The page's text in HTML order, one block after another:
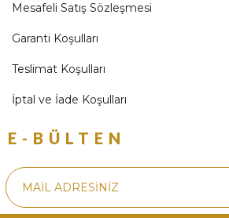
Mesafeli Satış Sözleşmesi
Garanti Koşulları
Teslimat Koşulları
İptal ve İade Koşulları
E-BÜLTEN